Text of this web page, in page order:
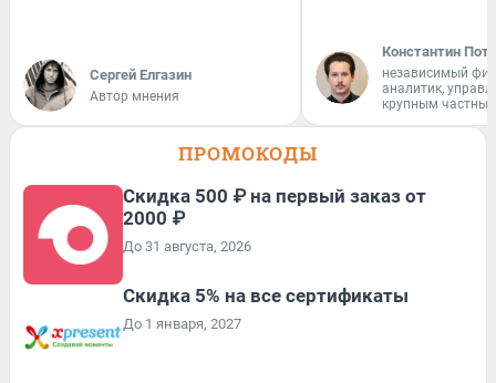
Сергей Елгазин
Автор мнения
Константин
независимый
аналитик,
крупным
ПРОМОКОДЫ
Скидка 500 ₽ на первый заказ от
2000 ₽
До 31 августа, 2026
Скидка 5% на все сертификаты
До 1 января, 2027